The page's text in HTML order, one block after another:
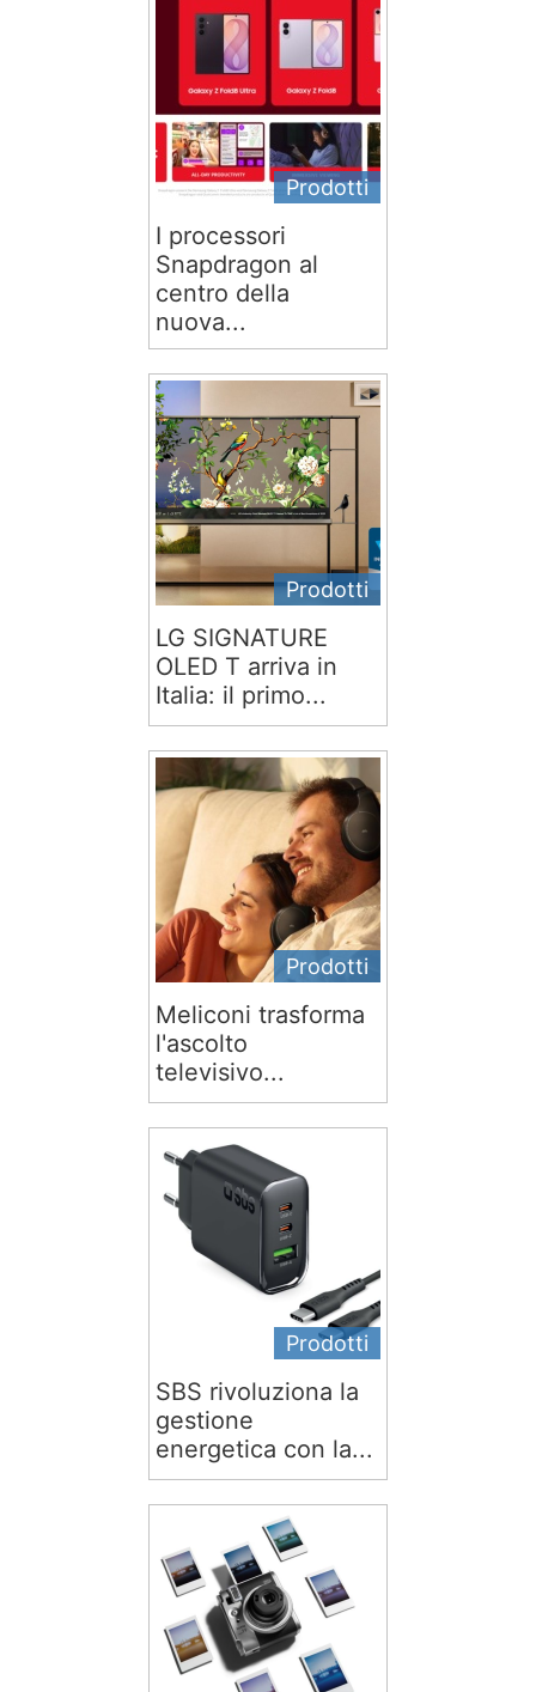
Prodotti
I processori
Snapdragon al
centro della
nuova...
Prodotti
LG SIGNATURE
OLED T arriva in
Italia: il primo...
Prodotti
Meliconi trasforma
l'ascolto
televisivo...
Prodotti
SBS rivoluziona la
gestione
energetica con la...